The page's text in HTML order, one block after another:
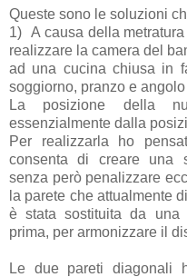
Queste sono le soluzioni
1) A causa della
realizzare la camera del
ad una cucina chiusa in
soggiorno, pranzo e angolo
La posizione della
essenzialmente dalla
Per realizzarla ho
consenta di creare una
senza però penalizzare
la parete che attualmente
è stata sostituita da una
prima, per armonizzare il
Le due pareti diagonali